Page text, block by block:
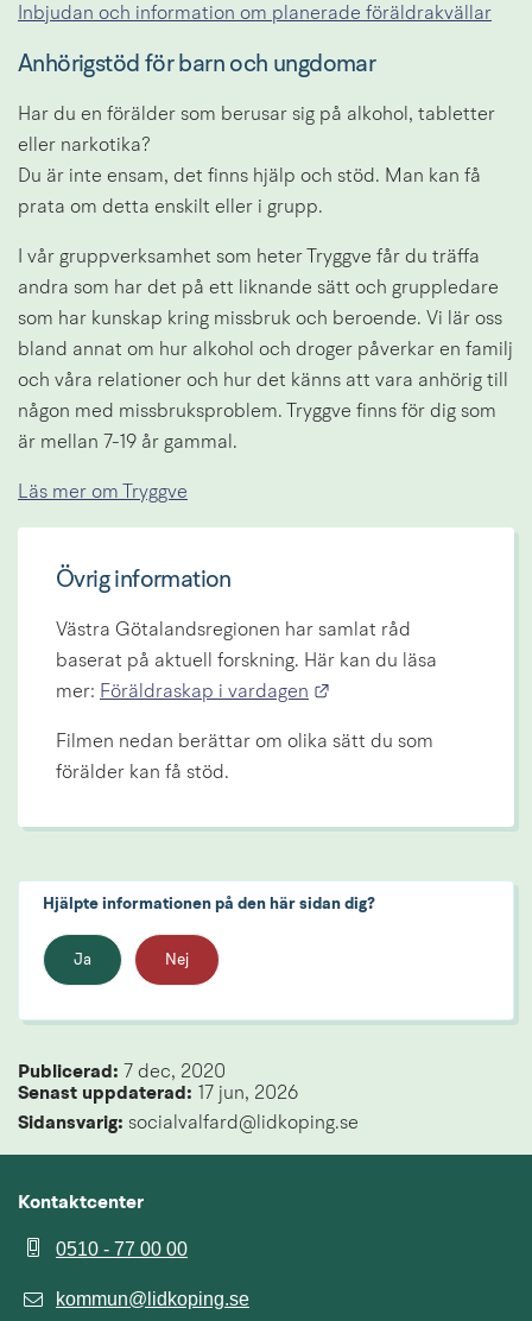
Inbjudan och information om planerade föräldrakvällar
Anhörigstöd för barn och ungdomar
Har du en förälder som berusar sig på alkohol, tabletter
eller narkotika?
Du är inte ensam, det finns hjälp och stöd. Man kan få
prata om detta enskilt eller i grupp.
I vår gruppverksamhet som heter Tryggve får du träffa
andra som har det på ett liknande sätt och gruppledare
som har kunskap kring missbruk och beroende. Vi lär oss
bland annat om hur alkohol och droger påverkar en familj
och våra relationer och hur det känns att vara anhörig till
någon med missbruksproblem. Tryggve finns för dig som
är mellan 7-19 år gammal.
Läs mer om Tryggve
Övrig information
Västra Götalandsregionen har samlat råd
baserat på aktuell forskning. Här kan du läsa
mer: Föräldraskap i vardagen
Filmen nedan berättar om olika sätt du som
förälder kan få stöd.
Hjälpte informationen på den här sidan dig?
Ja Nej
Publicerad: 7 dec, 2020
Senast uppdaterad: 17 jun, 2026
Sidansvarig: socialvalfard@lidkoping.se
Kontaktcenter
0510 - 77 00 00
kommun@lidkoping.se